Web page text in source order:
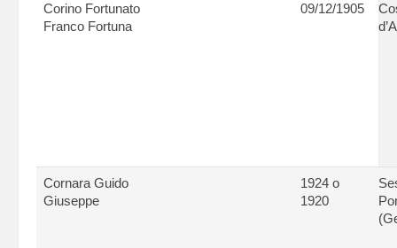
Corino Fortunato
Franco Fortuna
09/12/1905
Cornara Guido
Giuseppe
1924 o
1920